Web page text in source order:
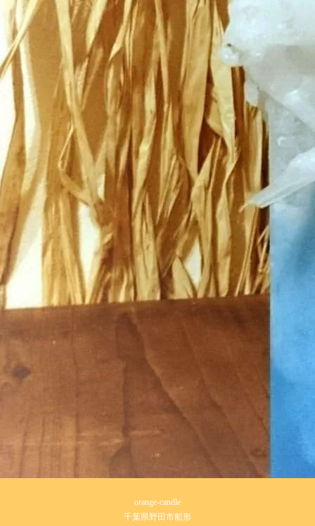
orange-candle
千葉県野田市船形